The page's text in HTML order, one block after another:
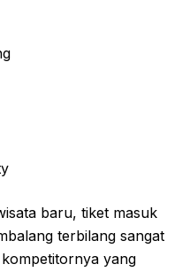
baru, tiket masuk
terbilang sangat
yang